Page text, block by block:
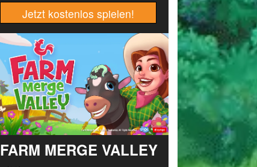
Jetzt kostenlos spielen!
FARM MERGE VALLEY